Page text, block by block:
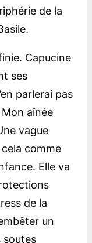
de la
Capucine
ses
parlerai pas
aînée
vague
comme
Elle va
de la
un
soutes